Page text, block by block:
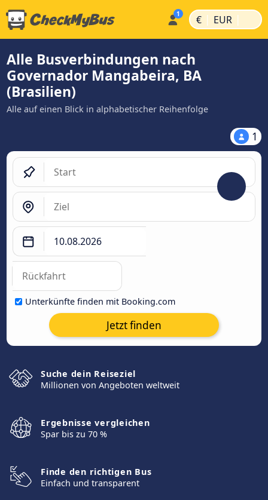
€ | EUR |
Alle Busverbindungen nach
Governador Mangabeira, BA
(Brasilien)
Alle auf einen Blick in alphabetischer Reihenfolge
1
Unterkünfte finden mit Booking.com
Jetzt finden
Suche dein Reiseziel
Millionen von Angeboten weltweit
Ergebnisse vergleichen
Spar bis zu 70 %
Finde den richtigen Bus
Einfach und transparent